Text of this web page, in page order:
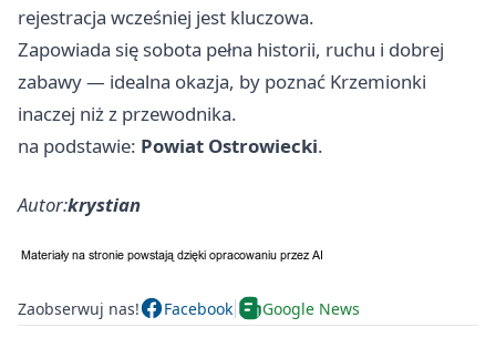
rejestracja wcześniej jest kluczowa.
Zapowiada się sobota pełna historii, ruchu i dobrej
zabawy — idealna okazja, by poznać Krzemionki
inaczej niż z przewodnika.
na podstawie: Powiat Ostrowiecki.
Autor:krystian
Zaobserwuj nas! Facebook Google News